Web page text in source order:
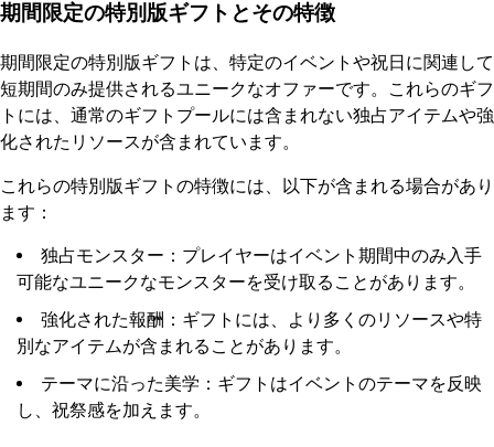
期間限定の特別版ギフトとその特徴
期間限定の特別版ギフトは、特定のイベントや祝日に関連して
短期間のみ提供されるユニークなオファーです。これらのギフ
トには、通常のギフトプールには含まれない独占アイテムや強
化されたリソースが含まれています。
これらの特別版ギフトの特徴には、以下が含まれる場合があり
ます：
独占モンスター：プレイヤーはイベント期間中のみ入手
可能なユニークなモンスターを受け取ることがあります。
強化された報酬：ギフトには、より多くのリソースや特
別なアイテムが含まれることがあります。
テーマに沿った美学：ギフトはイベントのテーマを反映
し、祝祭感を加えます。